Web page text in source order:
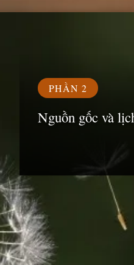
PHẦN 2
Nguồn gốc và